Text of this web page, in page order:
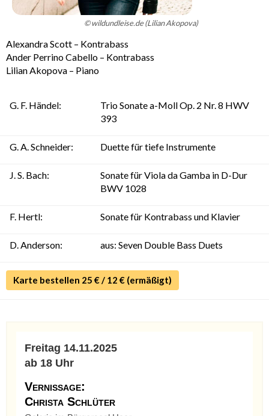
Kontakt
Impressum
&
Datenschutz
© wildundleise.de (Lilian Akopova)
Alexandra Scott – Kontrabass
Ander Perrino Cabello – Kontrabass
Lilian Akopova – Piano
G. F. Händel:
Trio Sonate a-Moll Op. 2 Nr. 8 HWV
393
G. A. Schneider: Duette für tiefe Instrumente
J. S. Bach:
Sonate für Viola da Gamba in D-Dur
BWV 1028
F. Hertl: Sonate für Kontrabass und Klavier
D. Anderson: aus: Seven Double Bass Duets
Karte bestellen 25 € / 12 € (ermäßigt)
Freitag 14.11.2025
ab 18 Uhr
Vernissage:
Christa Schlüter